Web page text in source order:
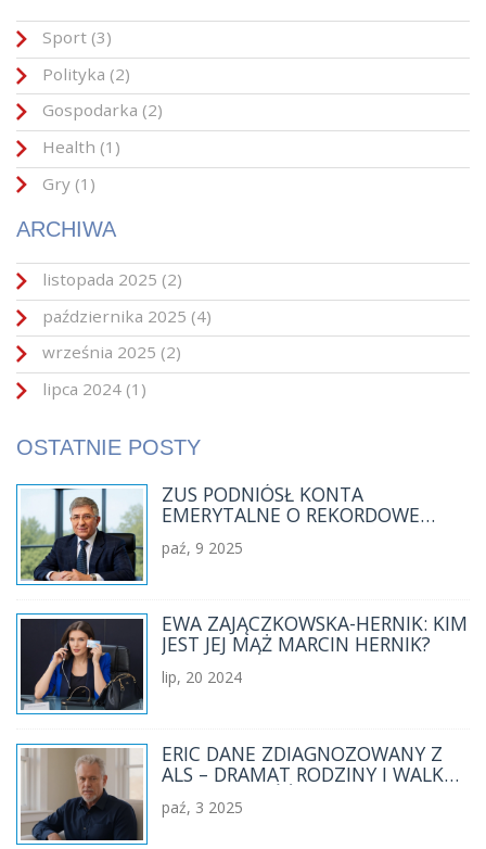
Sport (3)
Polityka (2)
Gospodarka (2)
Health (1)
Gry (1)
ARCHIWA
listopada 2025 (2)
października 2025 (4)
września 2025 (2)
lipca 2024 (1)
OSTATNIE POSTY
ZUS PODNIÓSŁ KONTA
EMERYTALNE O REKORDOWE
566,6 MLD ZŁ – PREZES DERDZIUK
OGŁASZA WALORYZACJĘ
paź, 9 2025
EWA ZAJĄCZKOWSKA-HERNIK: KIM
JEST JEJ MĄŻ MARCIN HERNIK?
lip, 20 2024
ERIC DANE ZDIAGNOZOWANY Z
ALS – DRAMAT RODZINY I WALKA
O PRZYSZŁOŚĆ
paź, 3 2025